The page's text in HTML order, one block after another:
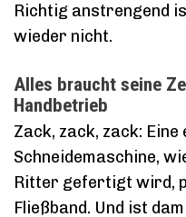
Richtig anstrengend
wieder nicht.
Alles braucht seine
Handbetrieb
Zack, zack, zack:
Schneidemaschine,
Ritter gefertigt wird,
Fließband. Und ist